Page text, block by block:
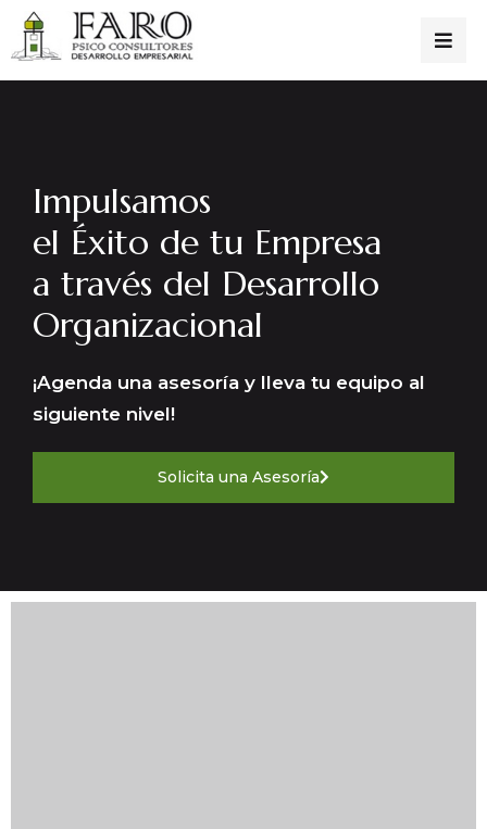
Impulsamos
el Éxito de tu Empresa
a través del Desarrollo
Organizacional
¡Agenda una asesoría y lleva tu equipo al
siguiente nivel!
Solicita una Asesoría